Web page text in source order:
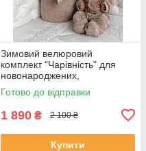
Зимовий велюровий
комплект "Чарівність" для
новонароджених,
шоколадний
Готово до відправки
1 890 ₴ 2 100 ₴
Купити